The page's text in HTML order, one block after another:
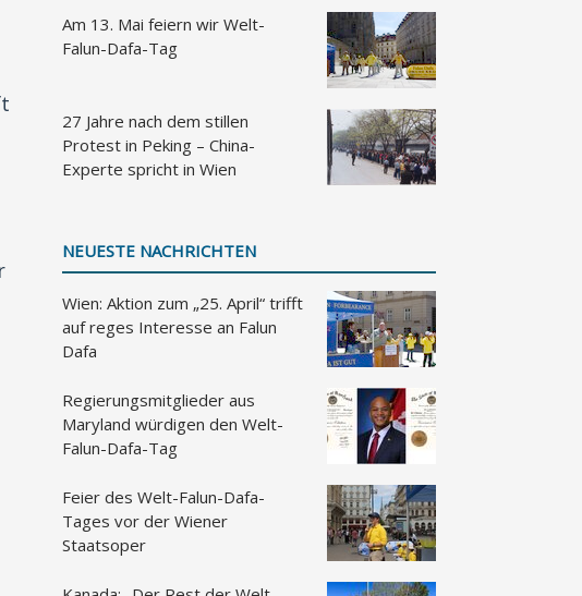
Am 13. Mai feiern wir Welt-
Falun-Dafa-Tag
27 Jahre nach dem stillen
Protest in Peking – China-
Experte spricht in Wien
NEUESTE NACHRICHTEN
Wien: Aktion zum „25. April“ trifft
auf reges Interesse an Falun
Dafa
Regierungsmitglieder aus
Maryland würdigen den Welt-
Falun-Dafa-Tag
Feier des Welt-Falun-Dafa-
Tages vor der Wiener
Staatsoper